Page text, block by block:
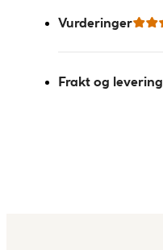
Vurderinger
Frakt og levering